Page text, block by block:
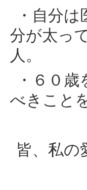
・自分
分が太っ
人。
・６０
べきこと
皆、私の